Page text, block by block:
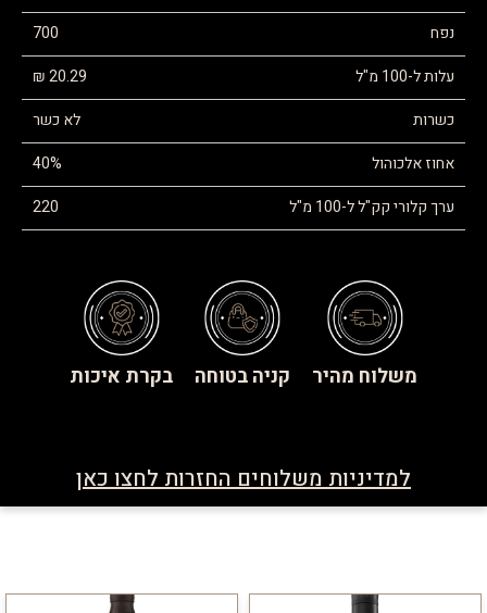
נפח
700
עלות ל-100 מ"ל
20.29 ₪
כשרות
לא כשר
אחוז אלכוהול
40%
ערך קלורי קק"ל ל-100 מ"ל
220
משלוח מהיר קניה בטוחה בקרת איכות
למדיניות משלוחים החזרות לחצו כאן